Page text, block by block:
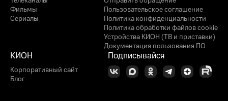
Фильмы
Сериалы
Пользовательское соглашение
Политика конфиденциальности
Политика обработки файлов cookie
Устройства КИОН (ТВ и приставки)
Документация пользования ПО
КИОН
Корпоративный сайт
Блог
Подписывайся